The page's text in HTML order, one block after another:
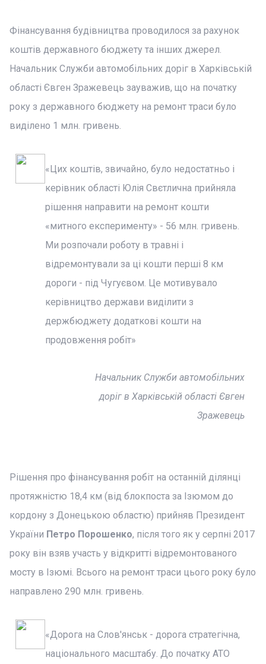
Фінансування будівництва проводилося за рахунок
коштів державного бюджету та інших джерел.
Начальник Служби автомобільних доріг в Харківській
області Євген Зражевець зауважив, що на початку
року з державного бюджету на ремонт траси було
виділено 1 млн. гривень.
«Цих коштів, звичайно, було недостатньо і
керівник області Юлія Свєтлична прийняла
рішення направити на ремонт кошти
«митного експерименту» - 56 млн. гривень.
Ми розпочали роботу в травні і
відремонтували за ці кошти перші 8 км
дороги - під Чугуєвом. Це мотивувало
керівництво держави виділити з
держбюджету додаткові кошти на
продовження робіт»
Начальник Служби автомобільних
доріг в Харківській області Євген
Зражевець
Рішення про фінансування робіт на останній ділянці
протяжністю 18,4 км (від блокпоста за Ізюмом до
кордону з Донецькою областю) прийняв Президент
України Петро Порошенко, після того як у серпні 2017
року він взяв участь у відкритті відремонтованого
мосту в Ізюмі. Всього на ремонт траси цього року було
направлено 290 млн. гривень.
«Дорога на Слов'янськ - дорога стратегічна,
національного масштабу. До початку АТО